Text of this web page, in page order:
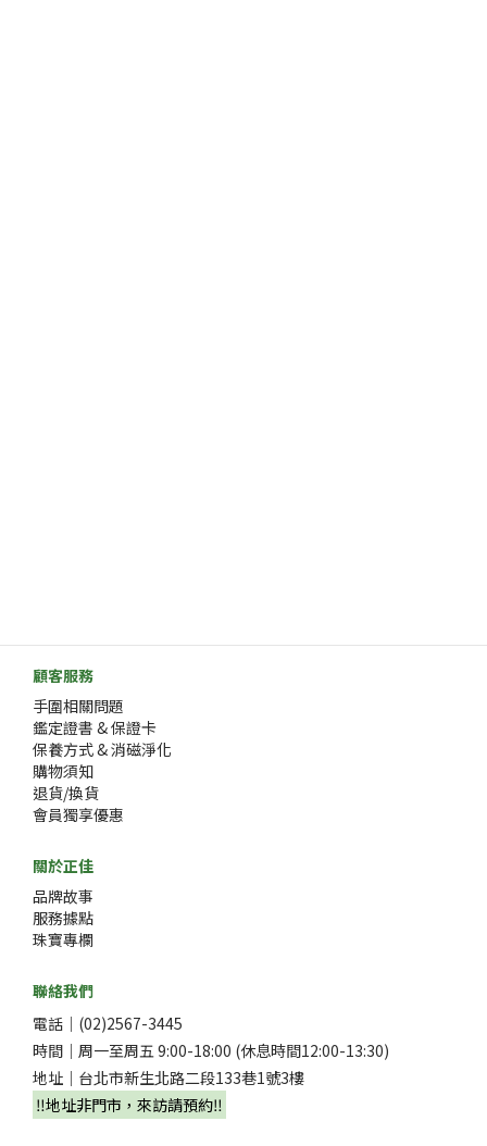
顧客服務
手圍相關問題
鑑定證書 & 保證卡
保養方式 & 消磁淨化
購物須知
退貨/換貨
會員獨享優惠
關於正佳
品牌故事
服務據點
珠寶專欄
聯絡我們
電話｜(02)2567-3445
時間｜周一至周五 9:00-18:00 (休息時間12:00-13:30)
地址｜台北市新生北路二段133巷1號3樓
‼️地址非門市，來訪請預約‼️